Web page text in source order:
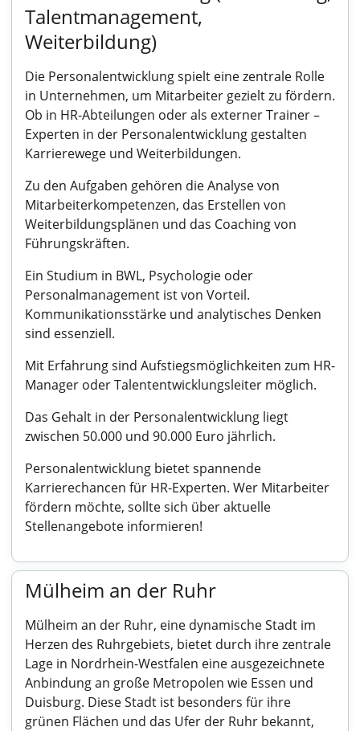
Talentmanagement,
Weiterbildung)
Die Personalentwicklung spielt eine zentrale Rolle
in Unternehmen, um Mitarbeiter gezielt zu fördern.
Ob in HR-Abteilungen oder als externer Trainer –
Experten in der Personalentwicklung gestalten
Karrierewege und Weiterbildungen.
Zu den Aufgaben gehören die Analyse von
Mitarbeiterkompetenzen, das Erstellen von
Weiterbildungsplänen und das Coaching von
Führungskräften.
Ein Studium in BWL, Psychologie oder
Personalmanagement ist von Vorteil.
Kommunikationsstärke und analytisches Denken
sind essenziell.
Mit Erfahrung sind Aufstiegsmöglichkeiten zum HR-
Manager oder Talententwicklungsleiter möglich.
Das Gehalt in der Personalentwicklung liegt
zwischen 50.000 und 90.000 Euro jährlich.
Personalentwicklung bietet spannende
Karrierechancen für HR-Experten. Wer Mitarbeiter
fördern möchte, sollte sich über aktuelle
Stellenangebote informieren!
Mülheim an der Ruhr
Mülheim an der Ruhr, eine dynamische Stadt im
Herzen des Ruhrgebiets, bietet durch ihre zentrale
Lage in Nordrhein-Westfalen eine ausgezeichnete
Anbindung an große Metropolen wie Essen und
Duisburg. Diese Stadt ist besonders für ihre
grünen Flächen und das Ufer der Ruhr bekannt,